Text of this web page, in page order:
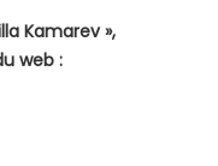
Kamarev »,
web :